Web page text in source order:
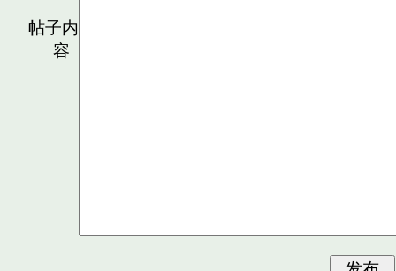
帖子内
容